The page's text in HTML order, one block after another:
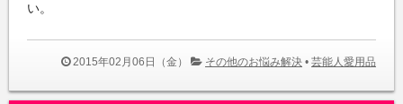
い。
2015年02月06日（金） その他のお悩み解決 • 芸能人愛用品